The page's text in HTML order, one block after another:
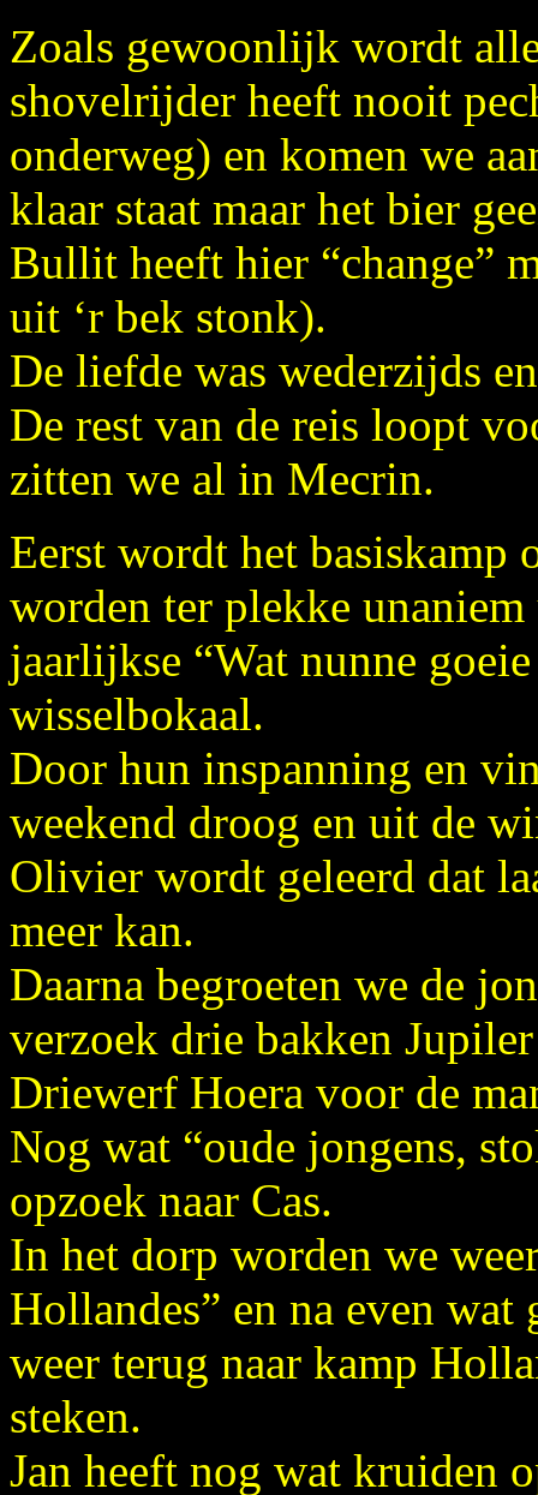
Zoals gewoonlijk wordt
shovelrijder heeft nooit
onderweg) en komen we
klaar staat maar het bier
Bullit heeft hier “change”
uit ‘r bek stonk).
De liefde was wederzijds
De rest van de reis loopt
zitten we al in Mecrin.
Eerst wordt het basiskamp
worden ter plekke
jaarlijkse “Wat nunne
wisselbokaal.
Door hun inspanning en
weekend droog en uit de
Olivier wordt geleerd dat
meer kan.
Daarna begroeten we de
verzoek drie bakken
Driewerf Hoera voor de
Nog wat “oude jongens,
opzoek naar Cas.
In het dorp worden we
Hollandes” en na even wat
weer terug naar kamp
steken.
Jan heeft nog wat kruiden